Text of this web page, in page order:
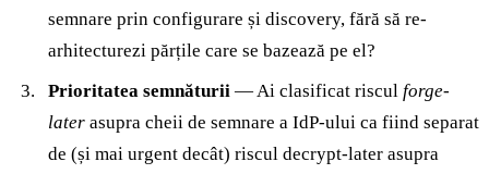
semnare prin configurare și discovery, fără să re-
arhitecturezi părțile care se bazează pe el?
Prioritatea semnăturii — Ai clasificat riscul forge-
later asupra cheii de semnare a IdP-ului ca fiind separat
de (și mai urgent decât) riscul decrypt-later asupra